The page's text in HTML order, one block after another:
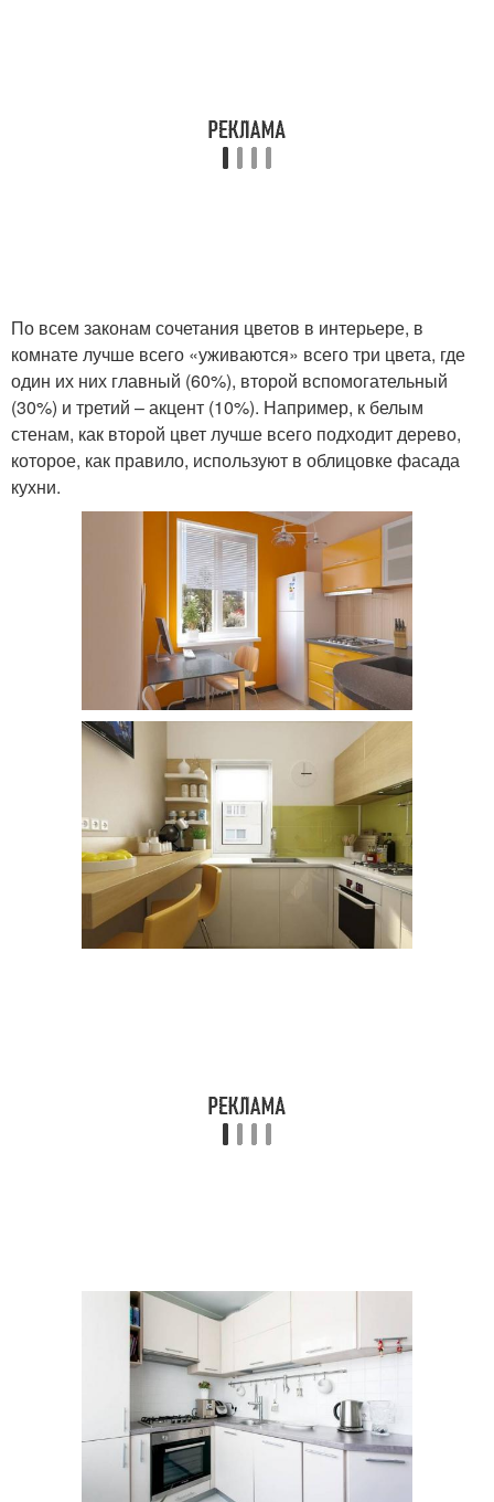
По всем законам сочетания цветов в интерьере, в
комнате лучше всего «уживаются» всего три цвета, где
один их них главный (60%), второй вспомогательный
(30%) и третий – акцент (10%). Например, к белым
стенам, как второй цвет лучше всего подходит дерево,
которое, как правило, используют в облицовке фасада
кухни.